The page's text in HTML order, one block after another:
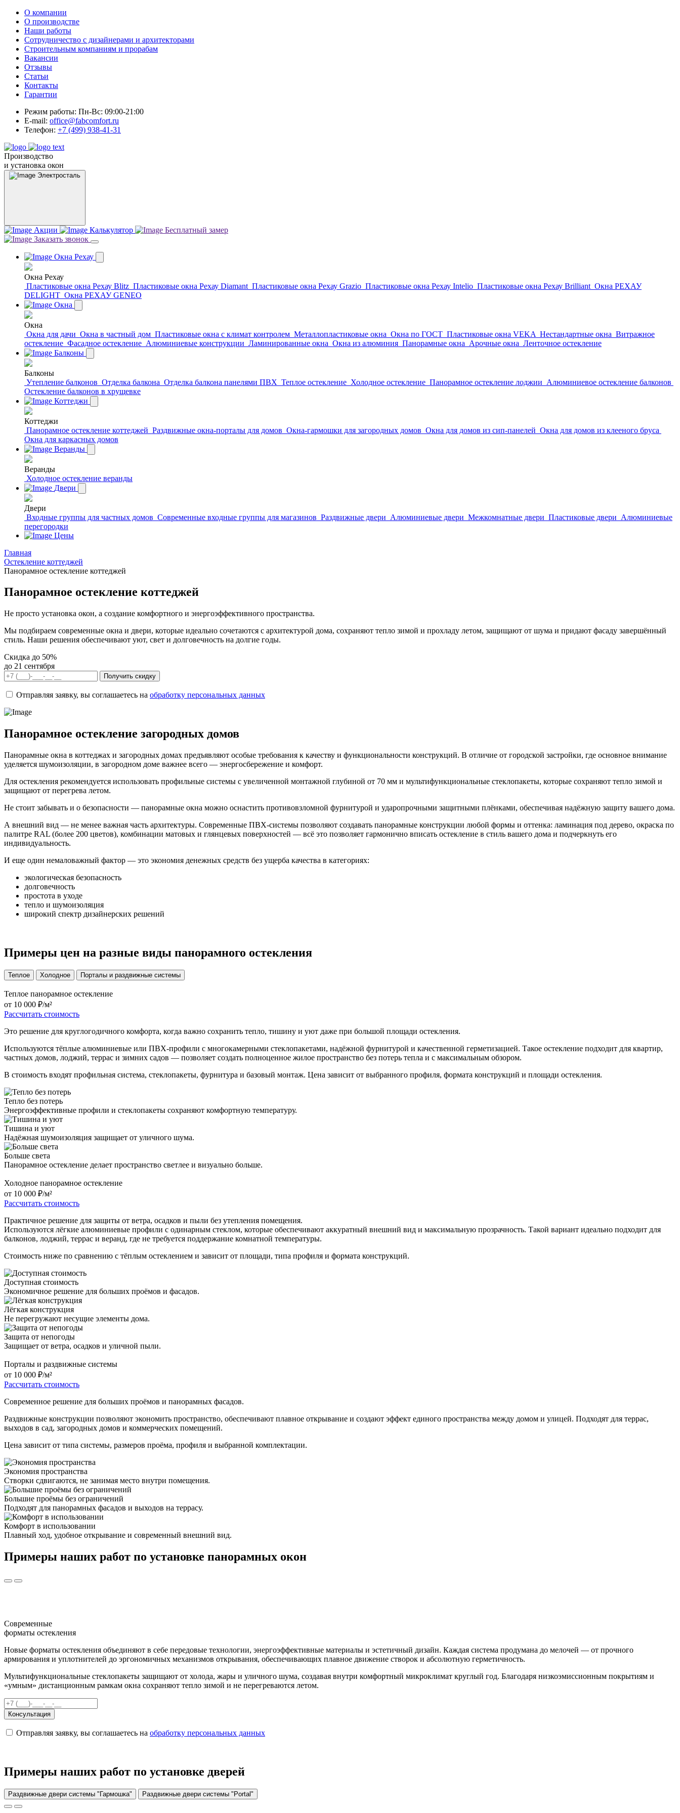
О компании
О производстве
Наши работы
Сотрудничество с дизайнерами и архитекторами
Строительным компаниям и прорабам
Вакансии
Отзывы
Статьи
Контакты
Гарантии
Режим работы: Пн-Вс: 09:00-21:00
E-mail: office@fabcomfort.ru
Телефон: +7 (499) 938-41-31
Производство
и установка окон
Электросталь
Акции Калькулятор
Бесплатный замер
Заказать звонок
Окна Рехау
Окна Рехау
Пластиковые окна Рехау Blitz Пластиковые окна Рехау Diamant Пластиковые окна Рехау Grazio Пластиковые окна Рехау Intelio Пластиковые окна Рехау Brilliant Окна РЕХАУ
DELIGHT Окна РЕХАУ GENEO
Окна
Окна
Окна для дачи Окна в частный дом Пластиковые окна с климат контролем Металлопластиковые окна Окна по ГОСТ Пластиковые окна VEKA Нестандартные окна Витражное
остекление Фасадное остекление Алюминиевые конструкции Ламинированные окна Окна из алюминия Панорамные окна Арочные окна Ленточное остекление
Балконы
Балконы
Утепление балконов Отделка балкона Отделка балкона панелями ПВХ Теплое остекление Холодное остекление Панорамное остекление лоджии Алюминиевое остекление балконов
Остекление балконов в хрущевке
Коттеджи
Коттеджи
Панорамное остекление коттеджей Раздвижные окна-порталы для домов Окна-гармошки для загородных домов Окна для домов из сип-панелей Окна для домов из клееного бруса
Окна для каркасных домов
Веранды
Веранды
Холодное остекление веранды
Двери
Двери
Входные группы для частных домов Современные входные группы для магазинов Раздвижные двери Алюминиевые двери Межкомнатные двери Пластиковые двери Алюминиевые
перегородки
Цены
Главная
Остекление коттеджей
Панорамное остекление коттеджей
Панорамное остекление коттеджей
Не просто установка окон, а создание комфортного и энергоэффективного пространства.
Мы подбираем современные окна и двери, которые идеально сочетаются с архитектурой дома, сохраняют тепло зимой и прохладу летом, защищают от шума и придают фасаду завершённый
стиль. Наши решения обеспечивают уют, свет и долговечность на долгие годы.
Cкидка до 50%
до 21 сентября
Получить скидку
Отправляя заявку, вы соглашаетесь на обработку персональных данных
Панорамное остекление загородных домов
Панорамные окна в коттеджах и загородных домах предъявляют особые требования к качеству и функциональности конструкций. В отличие от городской застройки, где основное внимание
уделяется шумоизоляции, в загородном доме важнее всего — энергосбережение и комфорт.
Для остекления рекомендуется использовать профильные системы с увеличенной монтажной глубиной от 70 мм и мультифункциональные стеклопакеты, которые сохраняют тепло зимой и
защищают от перегрева летом.
Не стоит забывать и о безопасности — панорамные окна можно оснастить противовзломной фурнитурой и ударопрочными защитными плёнками, обеспечивая надёжную защиту вашего дома.
А внешний вид — не менее важная часть архитектуры. Современные ПВХ-системы позволяют создавать панорамные конструкции любой формы и оттенка: ламинация под дерево, окраска по
палитре RAL (более 200 цветов), комбинации матовых и глянцевых поверхностей — всё это позволяет гармонично вписать остекление в стиль вашего дома и подчеркнуть его
индивидуальность.
И еще один немаловажный фактор — это экономия денежных средств без ущерба качества в категориях:
экологическая безопасность
долговечность
простота в уходе
тепло и шумоизоляция
широкий спектр дизайнерских решений
Примеры цен на разные виды панорамного остекления
Теплое Холодное Порталы и раздвижные системы
Теплое панорамное остекление
от 10 000 ₽/м²
Рассчитать стоимость
Это решение для круглогодичного комфорта, когда важно сохранить тепло, тишину и уют даже при большой площади остекления.
Используются тёплые алюминиевые или ПВХ-профили с многокамерными стеклопакетами, надёжной фурнитурой и качественной герметизацией. Такое остекление подходит для квартир,
частных домов, лоджий, террас и зимних садов — позволяет создать полноценное жилое пространство без потерь тепла и с максимальным обзором.
В стоимость входят профильная система, стеклопакеты, фурнитура и базовый монтаж. Цена зависит от выбранного профиля, формата конструкций и площади остекления.
Тепло без потерь
Энергоэффективные профили и стеклопакеты сохраняют комфортную температуру.
Тишина и уют
Надёжная шумоизоляция защищает от уличного шума.
Больше света
Панорамное остекление делает пространство светлее и визуально больше.
Холодное панорамное остекление
от 10 000 ₽/м²
Рассчитать стоимость
Практичное решение для защиты от ветра, осадков и пыли без утепления помещения.
Используются лёгкие алюминиевые профили с одинарным стеклом, которые обеспечивают аккуратный внешний вид и максимальную прозрачность. Такой вариант идеально подходит для
балконов, лоджий, террас и веранд, где не требуется поддержание комнатной температуры.
Стоимость ниже по сравнению с тёплым остеклением и зависит от площади, типа профиля и формата конструкций.
Доступная стоимость
Экономичное решение для больших проёмов и фасадов.
Лёгкая конструкция
Не перегружают несущие элементы дома.
Защита от непогоды
Защищает от ветра, осадков и уличной пыли.
Порталы и раздвижные системы
от 10 000 ₽/м²
Рассчитать стоимость
Современное решение для больших проёмов и панорамных фасадов.
Раздвижные конструкции позволяют экономить пространство, обеспечивают плавное открывание и создают эффект единого пространства между домом и улицей. Подходят для террас,
выходов в сад, загородных домов и коммерческих помещений.
Цена зависит от типа системы, размеров проёма, профиля и выбранной комплектации.
Экономия пространства
Створки сдвигаются, не занимая место внутри помещения.
Большие проёмы без ограничений
Подходят для панорамных фасадов и выходов на террасу.
Комфорт в использовании
Плавный ход, удобное открывание и современный внешний вид.
Примеры наших работ по установке панорамных окон
Современные
форматы остекления
Новые форматы остекления объединяют в себе передовые технологии, энергоэффективные материалы и эстетичный дизайн. Каждая система продумана до мелочей — от прочного
армирования и уплотнителей до эргономичных механизмов открывания, обеспечивающих плавное движение створок и абсолютную герметичность.
Мультифункциональные стеклопакеты защищают от холода, жары и уличного шума, создавая внутри комфортный микроклимат круглый год. Благодаря низкоэмиссионным покрытиям и
«умным» дистанционным рамкам окна сохраняют тепло зимой и не перегреваются летом.
Консультация
Отправляя заявку, вы соглашаетесь на обработку персональных данных
Примеры наших работ по установке дверей
Раздвижные двери системы "Гармошка" Раздвижные двери системы "Portal"